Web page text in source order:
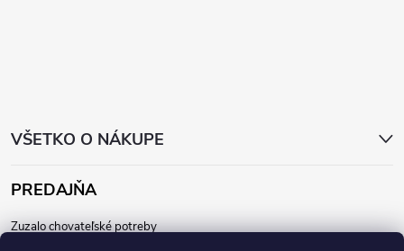
VŠETKO O NÁKUPE
PREDAJŇA
Zuzalo chovateľské potreby